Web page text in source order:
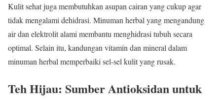
Kulit sehat juga membutuhkan asupan cairan yang cukup agar
tidak mengalami dehidrasi. Minuman herbal yang mengandung
air dan elektrolit alami membantu menghidrasi tubuh secara
optimal. Selain itu, kandungan vitamin dan mineral dalam
minuman herbal memperbaiki sel-sel kulit yang rusak.
Teh Hijau: Sumber Antioksidan untuk